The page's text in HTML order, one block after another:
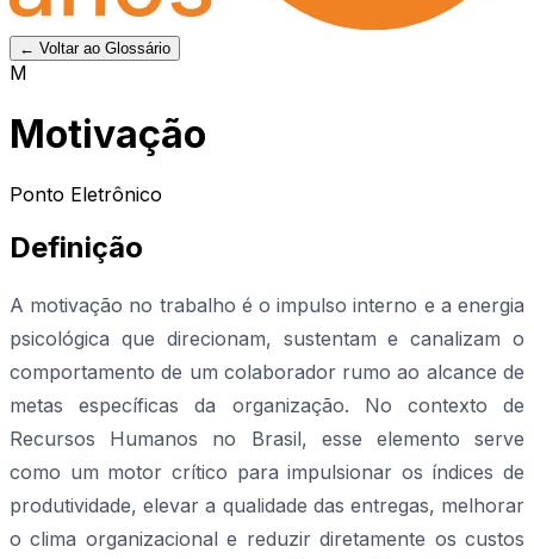
← Voltar ao Glossário
M
Motivação
Ponto Eletrônico
Definição
A motivação no trabalho é o impulso interno e a energia
psicológica que direcionam, sustentam e canalizam o
comportamento de um colaborador rumo ao alcance de
metas específicas da organização. No contexto de
Recursos Humanos no Brasil, esse elemento serve
como um motor crítico para impulsionar os índices de
produtividade, elevar a qualidade das entregas, melhorar
o clima organizacional e reduzir diretamente os custos